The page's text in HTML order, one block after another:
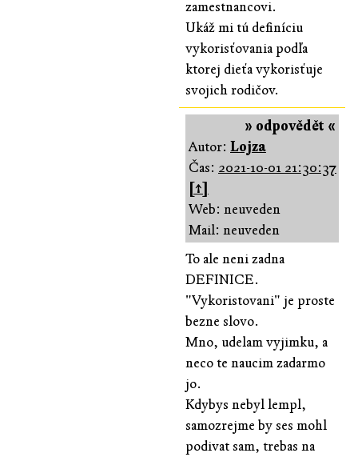
zamestnancovi.
Ukáž mi tú definíciu
vykorisťovania podľa
ktorej dieťa vykorisťuje
svojich rodičov.
» odpovědět «
Autor: Lojza
Čas: 2021-10-01 21:30:37
[↑]
Web: neuveden
Mail: neuveden
To ale neni zadna
DEFINICE.
"Vykoristovani" je proste
bezne slovo.
Mno, udelam vyjimku, a
neco te naucim zadarmo
jo.
Kdybys nebyl lempl,
samozrejme by ses mohl
podivat sam, trebas na